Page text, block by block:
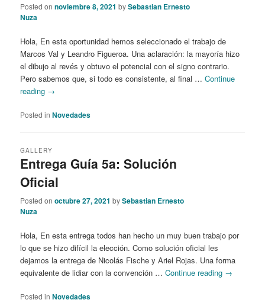
Posted onnoviembre 8, 2021 bySebastian Ernesto
Nuza
Hola, En esta oportunidad hemos seleccionado el trabajo de
Marcos Val y Leandro Figueroa. Una aclaración: la mayoría hizo
el dibujo al revés y obtuvo el potencial con el signo contrario.
Pero sabemos que, si todo es consistente, al final …Continue
reading →
Posted in Novedades
Entrega Guía 5a: Solución
Oficial
GALLERY
Posted onoctubre 27, 2021 bySebastian Ernesto
Nuza
Hola, En esta entrega todos han hecho un muy buen trabajo por
lo que se hizo difícil la elección. Como solución oficial les
dejamos la entrega de Nicolás Fische y Ariel Rojas. Una forma
equivalente de lidiar con la convención …Continue reading →
Posted in Novedades